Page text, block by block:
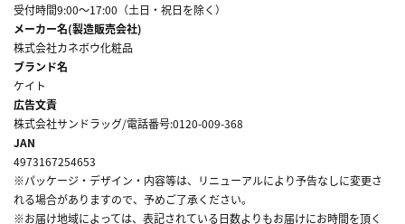
受付時間9:00～17:00（土日・祝日を除く）
メーカー名(製造販売会社)
株式会社カネボウ化粧品
ブランド名
ケイト
広告文責
株式会社サンドラッグ/電話番号:0120-009-368
JAN
4973167254653
※パッケージ・デザイン・内容等は、リニューアルにより予告なしに変更さ
れる場合がありますので、予めご了承ください。
※お届け地域によっては、表記されている日数よりもお届けにお時間を頂く